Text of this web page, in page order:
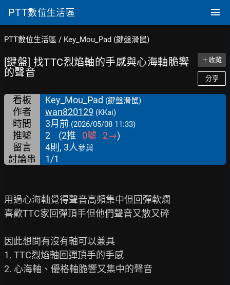
PTT數位生活區
PTT數位生活區 / Key_Mou_Pad (鍵盤滑鼠)
[鍵盤] 找TTC烈焰軸的手感與心海軸脆響
的聲音
＋收藏
分享
看板 Key_Mou_Pad (鍵盤滑鼠)
作者 wan820129 (KKai)
時間 3月前 (2026/05/08 11:33)
推噓 2 (2推 0噓 2→)
留言
4則, 3人參與
討論串 1/1
用過心海軸覺得聲音高頻集中但回彈軟爛
喜歡TTC家回彈頂手但他們聲音又散又碎
因此想問有沒有軸可以兼具
1. TTC烈焰軸回彈頂手的手感
2. 心海軸、優格軸脆響又集中的聲音